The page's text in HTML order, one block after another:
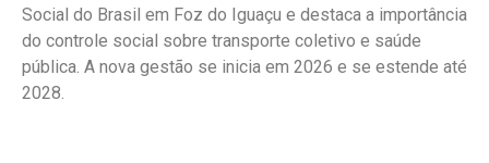
Social do Brasil em Foz do Iguaçu e destaca a importância
do controle social sobre transporte coletivo e saúde
pública. A nova gestão se inicia em 2026 e se estende até
2028.